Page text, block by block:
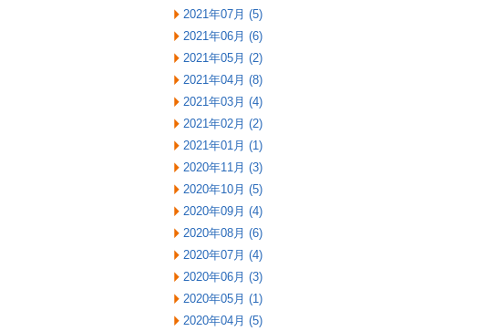
2021年07月 (5)
2021年06月 (6)
2021年05月 (2)
2021年04月 (8)
2021年03月 (4)
2021年02月 (2)
2021年01月 (1)
2020年11月 (3)
2020年10月 (5)
2020年09月 (4)
2020年08月 (6)
2020年07月 (4)
2020年06月 (3)
2020年05月 (1)
2020年04月 (5)